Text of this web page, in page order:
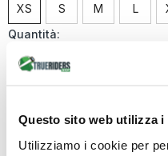
Questo sito web utilizza i
Utilizziamo i cookie per
XS S M L
Quantità:
Diminuire
Giacca
Tucano
Giacca
Tucano